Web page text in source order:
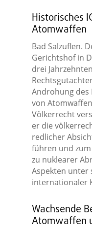
Historisches
Atomwaffen
Bad Salzuflen.
Gerichtshof in
drei
Androhung des
von
Völkerrecht
er die
redlicher
führen und
zu nuklearer
Aspekten
internationaler
Wachsende
Atomwaffen